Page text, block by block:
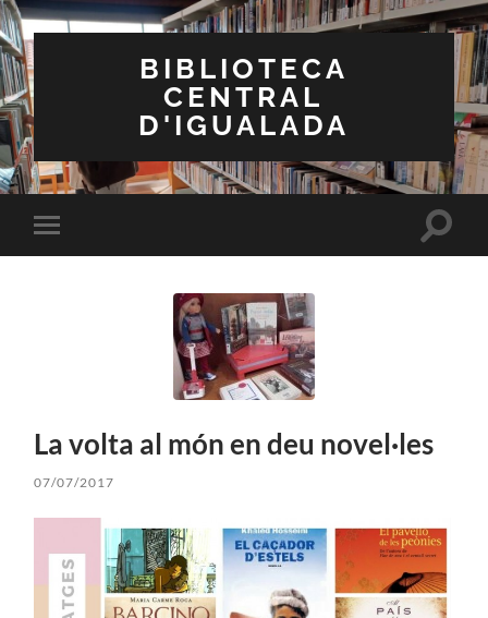
BIBLIOTECA
CENTRAL
D'IGUALADA
Toggle
mobile
Toggle
La volta al món en deu novel·les
07/07/2017